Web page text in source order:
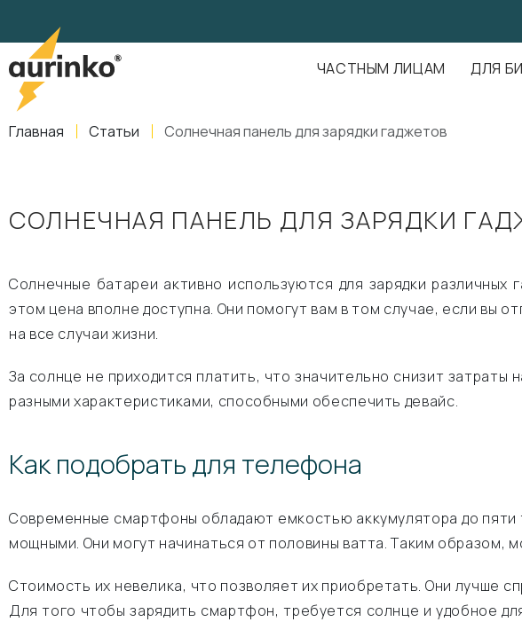
ЧАСТНЫМ ЛИЦАМ ДЛЯ
Главная Статьи Солнечная панель для зарядки гаджетов
СОЛНЕЧНАЯ ПАНЕЛЬ ДЛЯ ЗАРЯДКИ
Солнечные батареи активно используются для зарядки
этом цена вполне доступна. Они помогут вам в том случае, если вы
на все случаи жизни.
За солнце не приходится платить, что значительно снизит
разными характеристиками, способными обеспечить девайс.
Как подобрать для телефона
Современные смартфоны обладают емкостью аккумулятора до
мощными. Они могут начинаться от половины ватта. Таким образом,
Стоимость их невелика, что позволяет их приобретать. Они лучше
Для того чтобы зарядить смартфон, требуется солнце и удобное
,Свердловская область
info@aurinkos.com
8-800-770-79-40